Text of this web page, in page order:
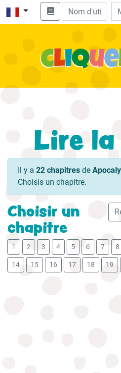
Lire
Il y a 22 chapitres de
Choisis un chapitre.
Choisir un
chapitre
1 2 3 4 5 6 7 8
14 15 16 17 18 19